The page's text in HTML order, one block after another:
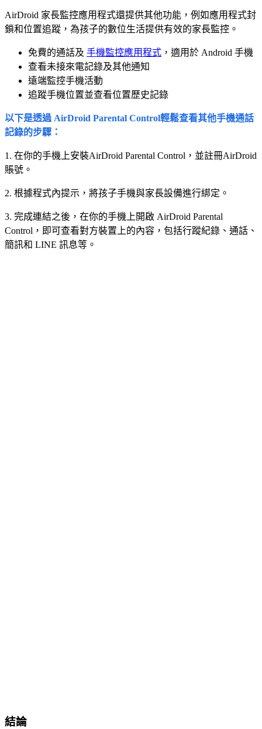
AirDroid 家長監控應用程式還提供其他功能，例如應用程式封
鎖和位置追蹤，為孩子的數位生活提供有效的家長監控。
免費的通話及 手機監控應用程式 ，適用於 Android 手機
查看未接來電記錄及其他通知
遠端監控手機活動
追蹤手機位置並查看位置歷史記錄
以下是透過 AirDroid Parental Control輕鬆查看其他手機通話
記錄的步驟：
1. 在你的手機上安裝AirDroid Parental Control，並註冊AirDroid
賬號。
2. 根據程式內提示，將孩子手機與家長設備進行綁定。
3. 完成連結之後，在你的手機上開啟 AirDroid Parental
Control，即可查看對方裝置上的內容，包括行蹤紀錄、通話、
簡訊和 LINE 訊息等。
結論